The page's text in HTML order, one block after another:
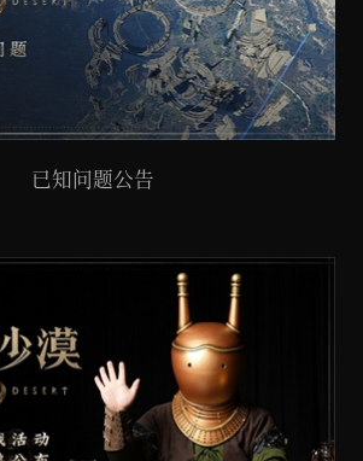
已知问题公告